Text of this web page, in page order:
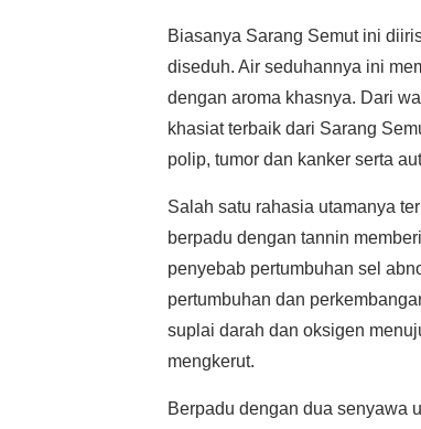
Biasanya Sarang Semut ini
diseduh. Air seduhannya ini
dengan aroma khasnya. Dari
khasiat terbaik dari Sarang
polip, tumor dan kanker serta
Salah satu rahasia utamanya
berpadu dengan tannin
penyebab pertumbuhan sel
pertumbuhan dan
suplai darah dan oksigen
mengkerut.
Berpadu dengan dua senyawa